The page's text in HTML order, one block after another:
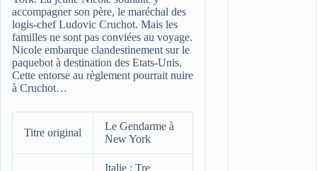
accompagner son père, le maréchal des
logis-chef Ludovic Cruchot. Mais les
familles ne sont pas conviées au voyage.
Nicole embarque clandestinement sur le
paquebot à destination des Etats-Unis.
Cette entorse au règlement pourrait nuire
à Cruchot…
Titre original
Le Gendarme à
New York
Italie : Tre